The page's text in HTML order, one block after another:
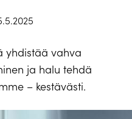
yhdistää vahva
ja halu tehdä
– kestävästi.